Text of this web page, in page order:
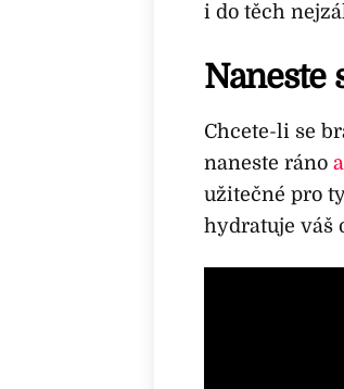
i do těch
Naneste
Chcete-li se
naneste ráno
užitečné pro
hydratuje váš